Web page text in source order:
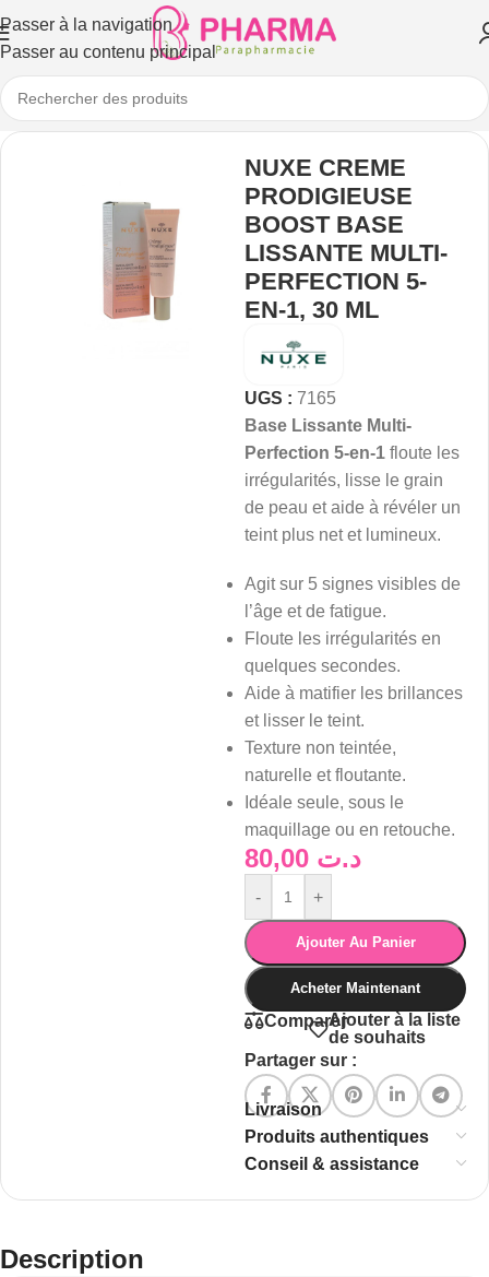
Passer à la navigation
Passer au contenu principal
NUXE CREME
PRODIGIEUSE
BOOST BASE
LISSANTE MULTI-
PERFECTION 5-
EN-1, 30 ML
UGS : 7165
Base Lissante Multi-
Perfection 5-en-1 floute les
irrégularités, lisse le grain
de peau et aide à révéler un
teint plus net et lumineux.
Agit sur 5 signes visibles de
l’âge et de fatigue.
Floute les irrégularités en
quelques secondes.
Aide à matifier les brillances
et lisser le teint.
Texture non teintée,
naturelle et floutante.
Idéale seule, sous le
maquillage ou en retouche.
د.ت
- +
Ajouter Au Panier
Acheter Maintenant
ComparerAjouter à la liste
de souhaits
Partager sur :
Livraison
Produits authentiques
Conseil & assistance
Description